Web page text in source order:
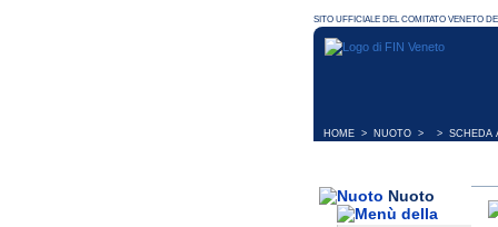
HOME > NUOTO > > SCHEDA
Nuoto